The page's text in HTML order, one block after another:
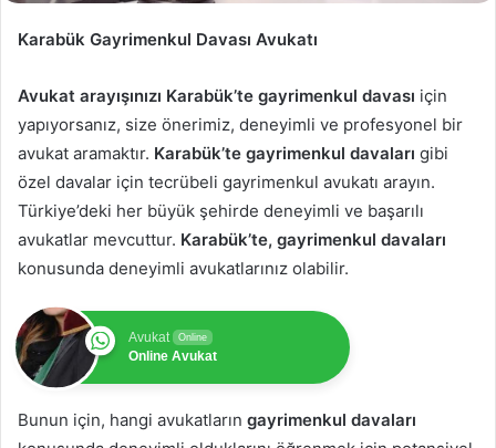
Karabük Gayrimenkul Davası Avukatı
Avukat arayışınızı Karabük’te gayrimenkul davası için
yapıyorsanız, size önerimiz, deneyimli ve profesyonel bir
avukat aramaktır. Karabük’te gayrimenkul davaları gibi
özel davalar için tecrübeli gayrimenkul avukatı arayın.
Türkiye’deki her büyük şehirde deneyimli ve başarılı
avukatlar mevcuttur. Karabük’te, gayrimenkul davaları
konusunda deneyimli avukatlarınız olabilir.
Avukat Online
Online Avukat
Bunun için, hangi avukatların gayrimenkul davaları